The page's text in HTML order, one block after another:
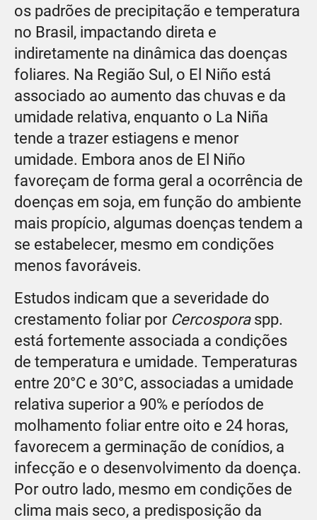
os padrões de precipitação e temperatura
no Brasil, impactando direta e
indiretamente na dinâmica das doenças
foliares. Na Região Sul, o El Niño está
associado ao aumento das chuvas e da
umidade relativa, enquanto o La Niña
tende a trazer estiagens e menor
umidade. Embora anos de El Niño
favoreçam de forma geral a ocorrência de
doenças em soja, em função do ambiente
mais propício, algumas doenças tendem a
se estabelecer, mesmo em condições
menos favoráveis.
Estudos indicam que a severidade do
crestamento foliar por Cercosporaspp.
está fortemente associada a condições
de temperatura e umidade. Temperaturas
entre 20°C e 30°C, associadas a umidade
relativa superior a 90% e períodos de
molhamento foliar entre oito e 24 horas,
favorecem a germinação de conídios, a
infecção e o desenvolvimento da doença.
Por outro lado, mesmo em condições de
clima mais seco, a predisposição da